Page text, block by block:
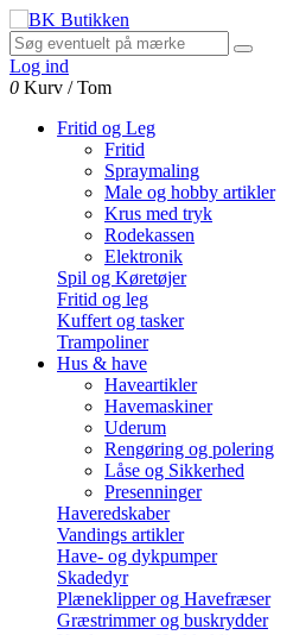
Log ind
0 Kurv /Tom
Fritid og Leg
Fritid
Spraymaling
Male og hobby artikler
Krus med tryk
Rodekassen
Elektronik
Spil og Køretøjer
Fritid og leg
Kuffert og tasker
Trampoliner
Hus & have
Haveartikler
Havemaskiner
Uderum
Rengøring og polering
Låse og Sikkerhed
Presenninger
Haveredskaber
Vandings artikler
Have- og dykpumper
Skadedyr
Plæneklipper og Havefræser
Græstrimmer og buskrydder